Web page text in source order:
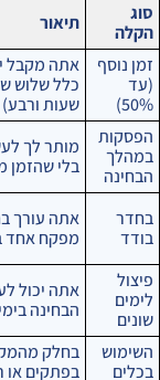
סוג
הקלה
תיאור
זמן נוסף
(עד
50%)
אתה מקבל
כלל שלוש
שעות ורבע)
הפסקות
במהלך
הבחינה
מותר לך
בלי שהזמן
בחדר
בודד
אתה עורך
מפקח אחד
פיצול
לימים
שונים
אתה יכול
הבחינה
השימוש
בכלים
בחלק
בפתקים או